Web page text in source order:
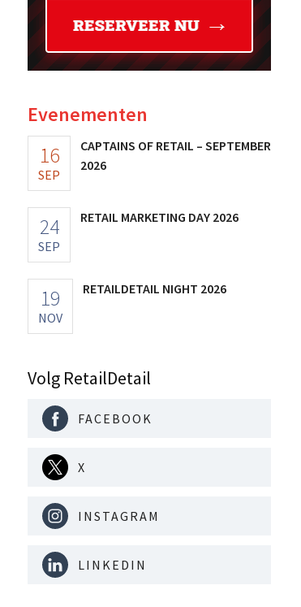
Evenementen
16
SEP
CAPTAINS OF RETAIL – SEPTEMBER
2026
24
SEP
RETAIL MARKETING DAY 2026
19
NOV
RETAILDETAIL NIGHT 2026
Volg RetailDetail
FACEBOOK
X
INSTAGRAM
LINKEDIN